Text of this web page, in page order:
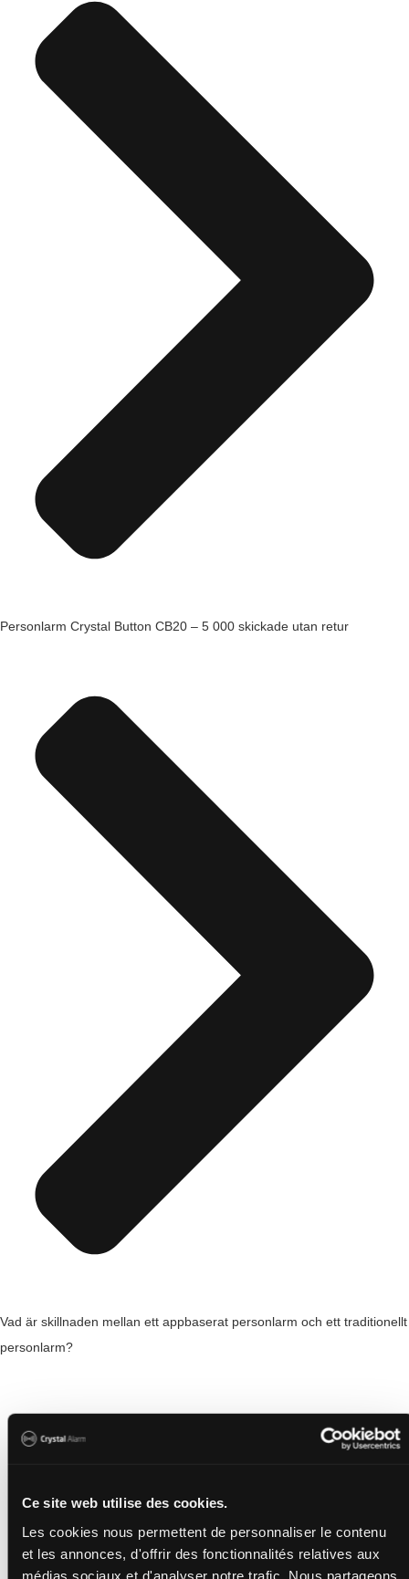
Ce site web utilise des cookies.
Les cookies nous permettent de personnaliser le contenu
et les annonces, d'offrir des fonctionnalités relatives aux
médias sociaux et d'analyser notre trafic. Nous partageons
Personlarm Crystal Button CB20 – 5 000 skickade utan retur
Vad är skillnaden mellan ett appbaserat personlarm och ett traditionellt
personlarm?